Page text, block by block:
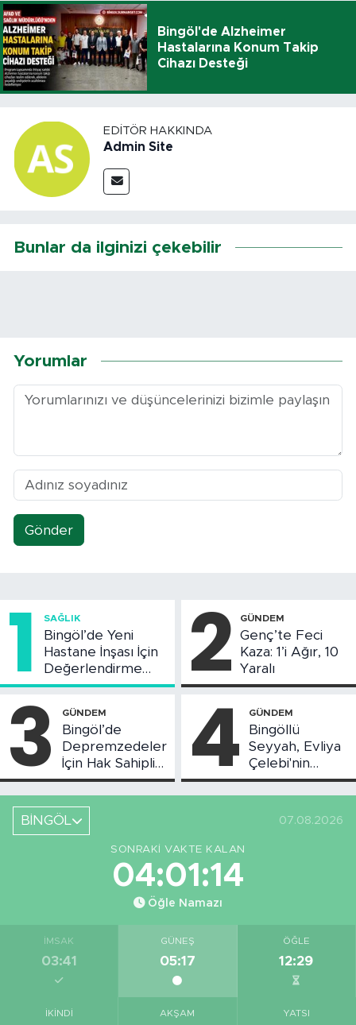
Bingöl'de Alzheimer
Hastalarına Konum Takip
Cihazı Desteği
EDITÖR HAKKINDA
Admin Site
Bunlar da ilginizi çekebilir
Yorumlar
Gönder
1 SAĞLIK
Bingöl’de Yeni
Hastane İnşası İçin
Değerlendirme
Toplantısı Yapıldı
2 GÜNDEM
Genç’te Feci
Kaza: 1’i Ağır, 10
Yaralı
3 GÜNDEM
Bingöl’de
Depremzedeler
İçin Hak Sahipliği
Askı Süreci
Başladı
4 GÜNDEM
Bingöllü
Seyyah, Evliya
Çelebi'nin
Bahsettiği
Bingöl'deki O
BİNGÖL 07.08.2026
SONRAKI VAKTE KALAN
04:01:13
Öğle Namazı
İMSAK
03:41
GÜNEŞ
05:17
ÖĞLE
12:29
İKINDI AKŞAM YATSI